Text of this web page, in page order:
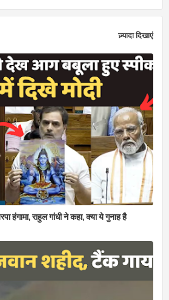
ज़्यादा दिखाएं
हंगामा, राहुल गांधी ने कहा, क्या ये गुनाह है